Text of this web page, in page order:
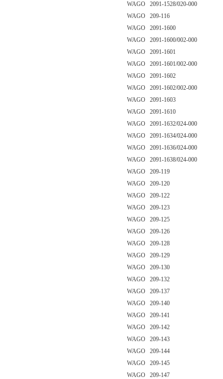
WAGO 2091-1528/020-000
WAGO 209-116
WAGO 2091-1600
WAGO 2091-1600/002-000
WAGO 2091-1601
WAGO 2091-1601/002-000
WAGO 2091-1602
WAGO 2091-1602/002-000
WAGO 2091-1603
WAGO 2091-1610
WAGO 2091-1632/024-000
WAGO 2091-1634/024-000
WAGO 2091-1636/024-000
WAGO 2091-1638/024-000
WAGO 209-119
WAGO 209-120
WAGO 209-122
WAGO 209-123
WAGO 209-125
WAGO 209-126
WAGO 209-128
WAGO 209-129
WAGO 209-130
WAGO 209-132
WAGO 209-137
WAGO 209-140
WAGO 209-141
WAGO 209-142
WAGO 209-143
WAGO 209-144
WAGO 209-145
WAGO 209-147